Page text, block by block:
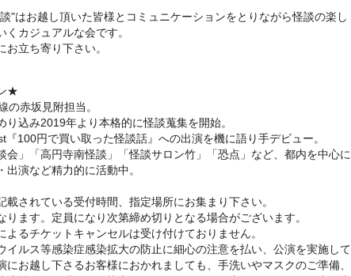
"はお越し頂いた皆様とコミュニケーションをとりながら怪談の楽し
くカジュアルな会です。
お立ち寄り下さい。
★
の赤坂見附担当。
り込み2019年より本格的に怪談蒐集を開始。
『100円で買い取った怪談話』への出演を機に語り手デビュー。
会」「高円寺南怪談」「怪談サロン竹」「恐点」など、都内を中心に
出演など精力的に活動中。
されている受付時間、指定場所にお集まり下さい。
ます。定員になり次第締め切りとなる場合がございます。
るチケットキャンセルは受け付けておりません。
イルス等感染症感染拡大の防止に細心の注意を払い、公演を実施して
にお越し下さるお客様におかれましても、手洗いやマスクのご準備、